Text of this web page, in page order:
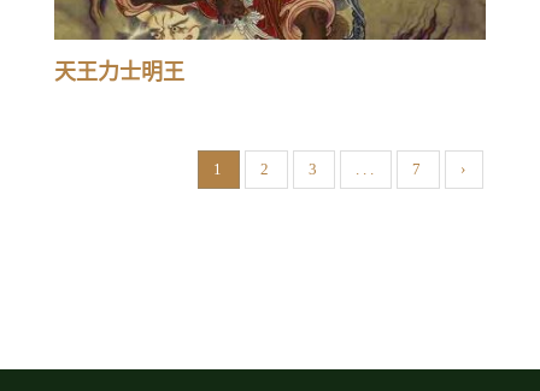
天王力士明王
1 2 3 7 ›